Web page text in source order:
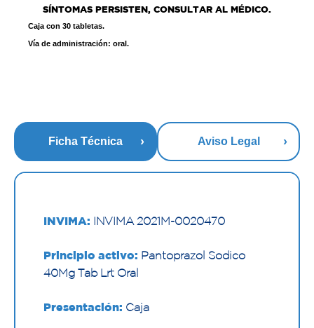
SÍNTOMAS PERSISTEN, CONSULTAR AL MÉDICO.
Caja con 30 tabletas.
Vía de administración: oral.
Ficha Técnica Aviso Legal
INVIMA: INVIMA 2021M-0020470
Principio activo: Pantoprazol Sodico
40Mg Tab Lrt Oral
Presentación: Caja